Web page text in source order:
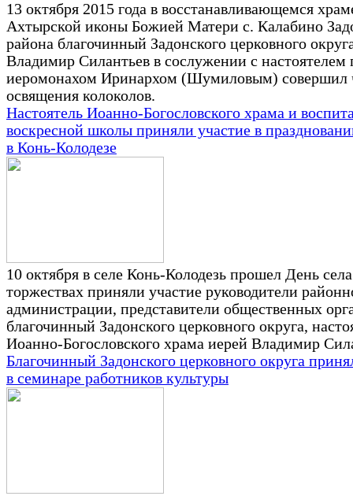
13 октября 2015 года в восстанавливающемся
Ахтырской иконы Божией Матери с. Калабино
района благочинный Задонского церковного
Владимир Силантьев в сослужении с настоятелем
иеромонахом Иринархом (Шумиловым) совершил
освящения колоколов.
Настоятель Иоанно-Богословского храма и
воскресной школы приняли участие в
в Конь-Колодезе
10 октября в селе Конь-Колодезь прошел День
торжествах приняли участие руководители
администрации, представители общественных
благочинный Задонского церковного округа,
Иоанно-Богословского храма иерей Владимир
Благочинный Задонского церковного округа
в семинаре работников культуры